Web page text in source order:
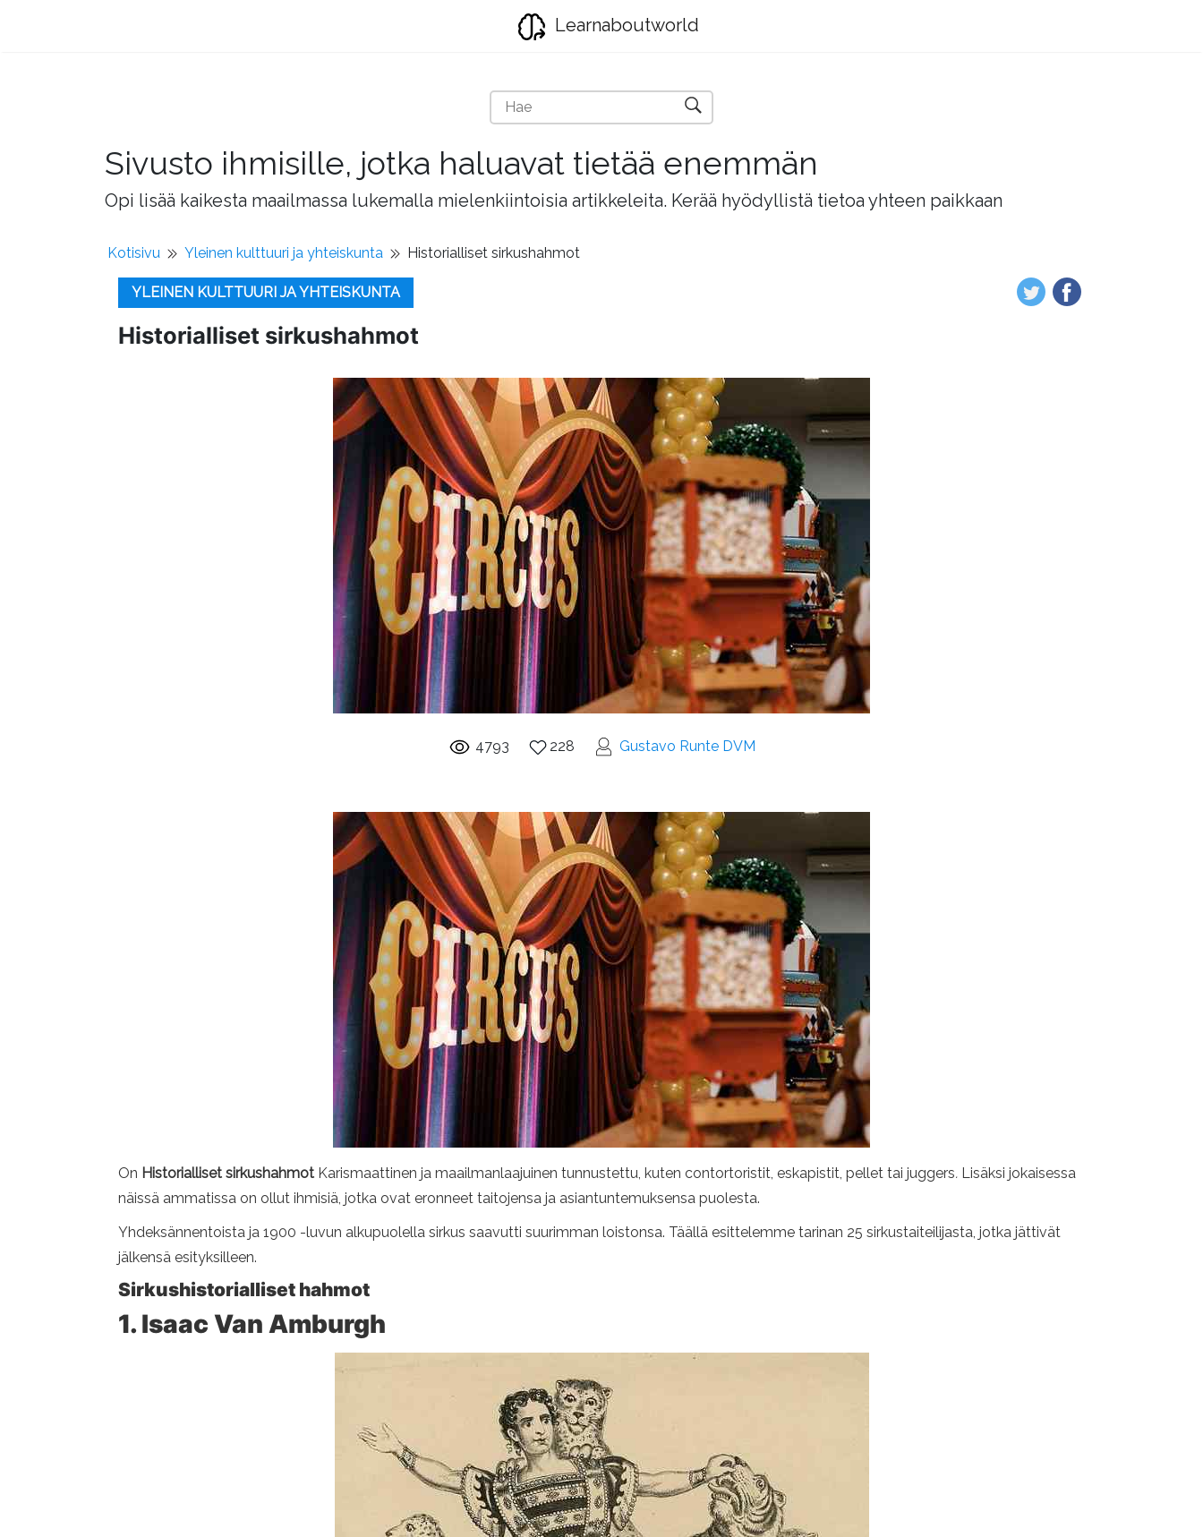
Learnaboutworld
Sivusto ihmisille, jotka haluavat tietää enemmän
Opi lisää kaikesta maailmassa lukemalla mielenkiintoisia artikkeleita. Kerää hyödyllistä tietoa yhteen paikkaan
Kotisivu Yleinen kulttuuri ja yhteiskunta Historialliset sirkushahmot
YLEINEN KULTTUURI JA YHTEISKUNTA
Historialliset sirkushahmot
4793 228 Gustavo Runte DVM
On Historialliset sirkushahmot Karismaattinen ja maailmanlaajuinen tunnustettu, kuten contortoristit, eskapistit, pellet tai juggers. Lisäksi jokaisessa
näissä ammatissa on ollut ihmisiä, jotka ovat eronneet taitojensa ja asiantuntemuksensa puolesta.
Yhdeksännentoista ja 1900 -luvun alkupuolella sirkus saavutti suurimman loistonsa. Täällä esittelemme tarinan 25 sirkustaiteilijasta, jotka jättivät
jälkensä esityksilleen.
Sirkushistorialliset hahmot
1. Isaac Van Amburgh